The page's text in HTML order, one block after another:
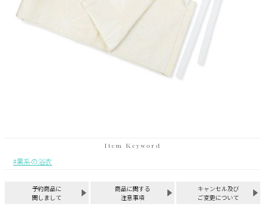
黒系の浴衣
予約商品に
関しまして
商品に関する
注意事項
キャンセル及び
ご変更について